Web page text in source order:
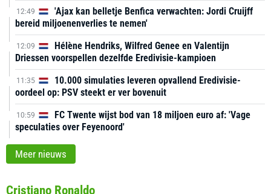
12:49
'Ajax kan belletje Benfica verwachten: Jordi Cruijff
bereid miljoenenverlies te nemen'
12:09
Hélène Hendriks, Wilfred Genee en Valentijn
Driessen voorspellen dezelfde Eredivisie-kampioen
11:35
10.000 simulaties leveren opvallend Eredivisie-
oordeel op: PSV steekt er ver bovenuit
10:59
FC Twente wijst bod van 18 miljoen euro af: 'Vage
speculaties over Feyenoord'
Meer nieuws
Cristiano Ronaldo